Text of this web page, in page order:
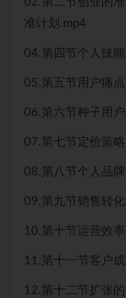
准计划.mp4
04.第四节个人技
05.第五节用户痛
06.第六节种子用
07.第七节定价策
08.第八节个人品
09.第九节销售转
10.第十节运营效
11.第十一节客户
12.第十二节扩张